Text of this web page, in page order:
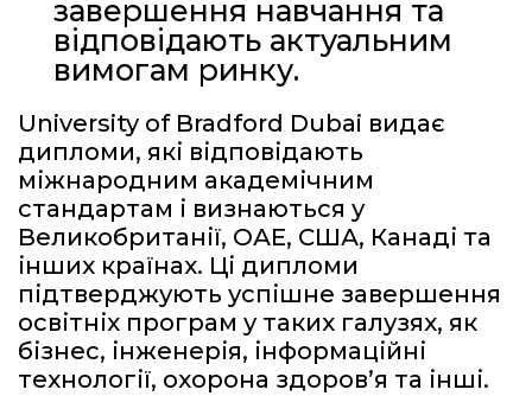
завершення навчання та
відповідають актуальним
вимогам ринку.
University of Bradford Dubai видає
дипломи, які відповідають
міжнародним академічним
стандартам і визнаються у
Великобританії, ОАЕ, США, Канаді та
інших країнах. Ці дипломи
підтверджують успішне завершення
освітніх програм у таких галузях, як
бізнес, інженерія, інформаційні
технології, охорона здоров’я та інші.